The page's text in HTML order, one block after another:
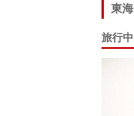
東
旅行